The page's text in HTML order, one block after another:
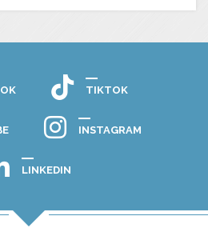
TIKTOK
INSTAGRAM
LINKEDIN